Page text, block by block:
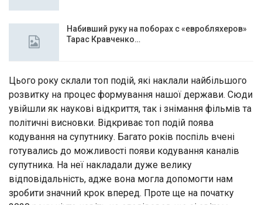
Набивший руку на поборах с «евробляхеров»
Тарас Кравченко…
Цього року склали топ подій, які наклали найбільшого
розвитку на процес формування нашої держави. Сюди
увійшли як наукові відкриття, так і знімання фільмів та
політичні висновки. Відкриває топ подій поява
кодування на супутнику. Багато років поспіль вчені
готувались до можливості появи кодування каналів
супутника. На неї накладали дуже велику
відповідальність, адже вона могла допомогти нам
зробити значний крок вперед. Проте ще на початку